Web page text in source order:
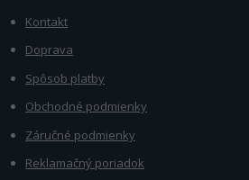
Kontakt
Doprava
Spôsob platby
Obchodné podmienky
Záručné podmienky
Reklamačný poriadok